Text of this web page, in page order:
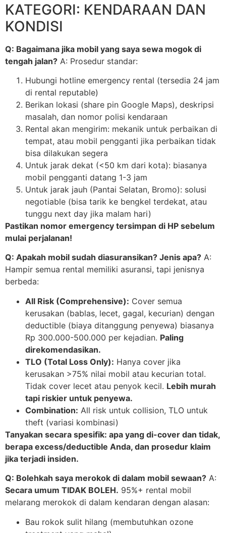
KATEGORI: KENDARAAN DAN
KONDISI
Q: Bagaimana jika mobil yang saya sewa mogok di
tengah jalan? A: Prosedur standar:
Hubungi hotline emergency rental (tersedia 24 jam
di rental reputable)
Berikan lokasi (share pin Google Maps), deskripsi
masalah, dan nomor polisi kendaraan
Rental akan mengirim: mekanik untuk perbaikan di
tempat, atau mobil pengganti jika perbaikan tidak
bisa dilakukan segera
Untuk jarak dekat (<50 km dari kota): biasanya
mobil pengganti datang 1-3 jam
Untuk jarak jauh (Pantai Selatan, Bromo): solusi
negotiable (bisa tarik ke bengkel terdekat, atau
tunggu next day jika malam hari)
Pastikan nomor emergency tersimpan di HP sebelum
mulai perjalanan!
Q: Apakah mobil sudah diasuransikan? Jenis apa? A:
Hampir semua rental memiliki asuransi, tapi jenisnya
berbeda:
All Risk (Comprehensive): Cover semua
kerusakan (bablas, lecet, gagal, kecurian) dengan
deductible (biaya ditanggung penyewa) biasanya
Rp 300.000-500.000 per kejadian. Paling
direkomendasikan.
TLO (Total Loss Only): Hanya cover jika
kerusakan >75% nilai mobil atau kecurian total.
Tidak cover lecet atau penyok kecil. Lebih murah
tapi riskier untuk penyewa.
Combination: All risk untuk collision, TLO untuk
theft (variasi kombinasi)
Tanyakan secara spesifik: apa yang di-cover dan tidak,
berapa excess/deductible Anda, dan prosedur klaim
jika terjadi insiden.
Q: Bolehkah saya merokok di dalam mobil sewaan? A:
Secara umum TIDAK BOLEH. 95%+ rental mobil
melarang merokok di dalam kendaran dengan alasan:
Bau rokok sulit hilang (membutuhkan ozone